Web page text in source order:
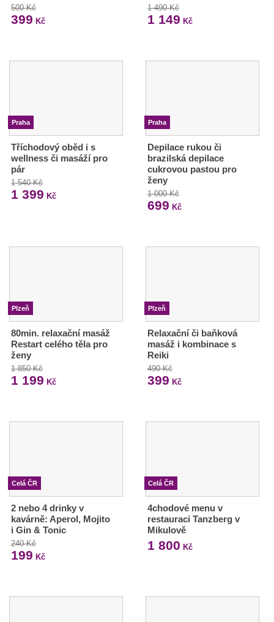
500 Kč
399 Kč
1 490 Kč
1 149 Kč
Praha
Tříchodový oběd i s
wellness či masáží pro
pár
1 540 Kč
1 399 Kč
Praha
Depilace rukou či
brazilská depilace
cukrovou pastou pro
ženy
1 000 Kč
699 Kč
Plzeň
80min. relaxační masáž
Restart celého těla pro
ženy
1 850 Kč
1 199 Kč
Plzeň
Relaxační či baňková
masáž i kombinace s
Reiki
490 Kč
399 Kč
Celá ČR
2 nebo 4 drinky v
kavárně: Aperol, Mojito
i Gin & Tonic
240 Kč
199 Kč
Celá ČR
4chodové menu v
restauraci Tanzberg v
Mikulově
1 800 Kč